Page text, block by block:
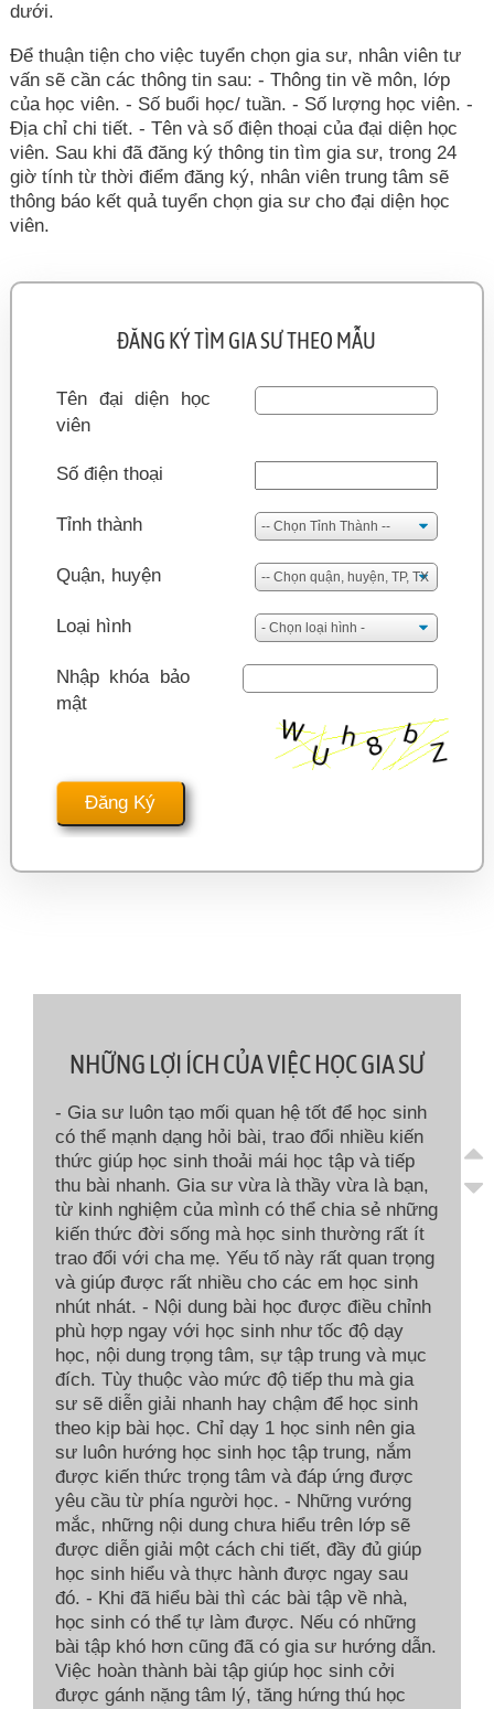
dưới.
Để thuận tiện cho việc tuyển chọn gia sư, nhân viên tư
vấn sẽ cần các thông tin sau: - Thông tin về môn, lớp
của học viên. - Số buổi học/ tuần. - Số lượng học viên. -
Địa chỉ chi tiết. - Tên và số điện thoại của đại diện học
viên. Sau khi đã đăng ký thông tin tìm gia sư, trong 24
giờ tính từ thời điểm đăng ký, nhân viên trung tâm sẽ
thông báo kết quả tuyển chọn gia sư cho đại diện học
viên.
ĐĂNG KÝ TÌM GIA SƯ THEO MẪU
Tên đại diện học
viên
Số điện thoại
Tỉnh thành
Quận, huyện
Loại hình
Nhập khóa bảo
mật
NHỮNG LỢI ÍCH CỦA VIỆC HỌC GIA SƯ
- Gia sư luôn tạo mối quan hệ tốt để học sinh
có thể mạnh dạng hỏi bài, trao đổi nhiều kiến
thức giúp học sinh thoải mái học tập và tiếp
thu bài nhanh. Gia sư vừa là thầy vừa là bạn,
từ kinh nghiệm của mình có thể chia sẻ những
kiến thức đời sống mà học sinh thường rất ít
trao đổi với cha mẹ. Yếu tố này rất quan trọng
và giúp được rất nhiều cho các em học sinh
nhút nhát. - Nội dung bài học được điều chỉnh
phù hợp ngay với học sinh như tốc độ dạy
học, nội dung trọng tâm, sự tập trung và mục
đích. Tùy thuộc vào mức độ tiếp thu mà gia
sư sẽ diễn giải nhanh hay chậm để học sinh
theo kịp bài học. Chỉ dạy 1 học sinh nên gia
sư luôn hướng học sinh học tập trung, nắm
được kiến thức trọng tâm và đáp ứng được
yêu cầu từ phía người học. - Những vướng
mắc, những nội dung chưa hiểu trên lớp sẽ
được diễn giải một cách chi tiết, đầy đủ giúp
học sinh hiểu và thực hành được ngay sau
đó. - Khi đã hiểu bài thì các bài tập về nhà,
học sinh có thể tự làm được. Nếu có những
bài tập khó hơn cũng đã có gia sư hướng dẫn.
Việc hoàn thành bài tập giúp học sinh cởi
được gánh nặng tâm lý, tăng hứng thú học